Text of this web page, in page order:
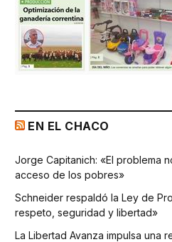
EN EL CHACO
Jorge Capitanich: «El problema
acceso de los pobres»
Schneider respaldó la Ley de
respeto, seguridad y libertad»
La Libertad Avanza impulsa una